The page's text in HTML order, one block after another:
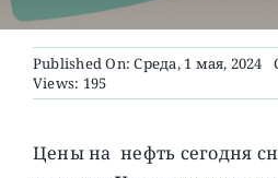
АКТУАЛЬНЫЕ
Published On: Среда, 1 мая, 2024
Views: 195
Цены на нефть сегодня